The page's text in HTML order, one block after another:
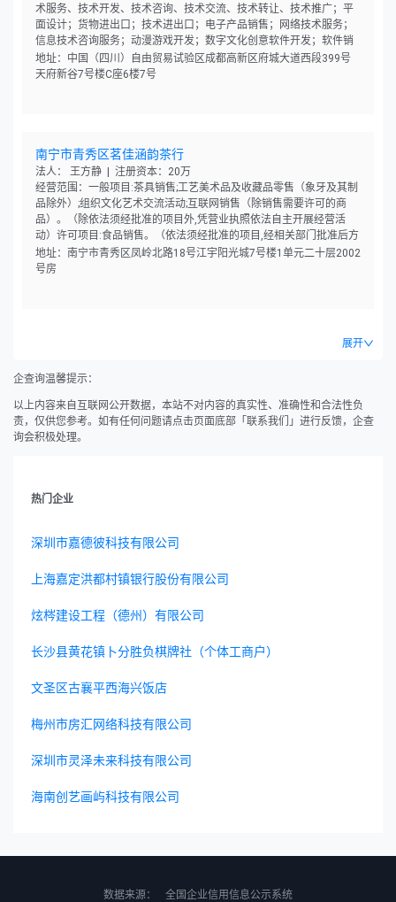
术服务、技术开发、技术咨询、技术交流、技术转让、技术推广；平
面设计；货物进出口；技术进出口；电子产品销售；网络技术服务；
信息技术咨询服务；动漫游戏开发；数字文化创意软件开发；软件销
售。（除依法须经批准的项目外，凭营业执照依法自主开展经营活
动）
地址：中国（四川）自由贸易试验区成都高新区府城大道西段399号
天府新谷7号楼C座6楼7号
南宁市青秀区茗佳涵韵茶行
法人： 王方静 | 注册资本：20万
经营范围：一般项目:茶具销售;工艺美术品及收藏品零售（象牙及其制
品除外）;组织文化艺术交流活动;互联网销售（除销售需要许可的商
品）。（除依法须经批准的项目外,凭营业执照依法自主开展经营活
动）许可项目:食品销售。（依法须经批准的项目,经相关部门批准后方
可开展经营活动,具体经营项目以相关部门批准文件或许可证件为准）
地址：南宁市青秀区凤岭北路18号江宇阳光城7号楼1单元二十层2002
号房
展开
企查询温馨提示：
以上内容来自互联网公开数据，本站不对内容的真实性、准确性和合法性负
责，仅供您参考。如有任何问题请点击页面底部「联系我们」进行反馈，企查
询会积极处理。
热门企业
深圳市嘉德彼科技有限公司
上海嘉定洪都村镇银行股份有限公司
炫梣建设工程（德州）有限公司
长沙县黄花镇卜分胜负棋牌社（个体工商户）
文圣区古襄平西海兴饭店
梅州市房汇网络科技有限公司
深圳市灵泽未来科技有限公司
海南创艺画屿科技有限公司
数据来源： 全国企业信用信息公示系统